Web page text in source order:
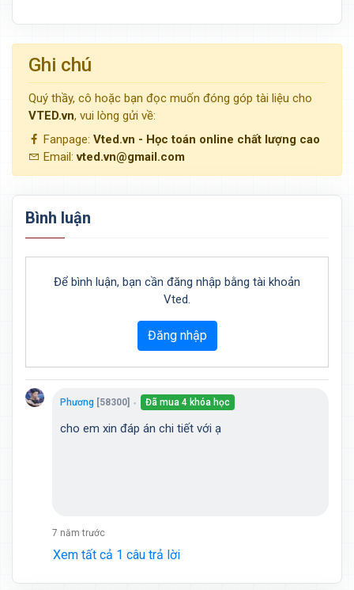
Ghi chú
Quý thầy, cô hoặc bạn đọc muốn đóng góp tài liệu cho
VTED.vn, vui lòng gửi về:
Fanpage: Vted.vn - Học toán online chất lượng cao
Email:vted.vn@gmail.com
Bình luận
Để bình luận, bạn cần đăng nhập bằng tài khoản
Vted.
Đăng nhập
Phương [58300] ● Đã mua 4 khóa học
cho em xin đáp án chi tiết với ạ
7 năm trước
Xem tất cả 1 câu trả lời